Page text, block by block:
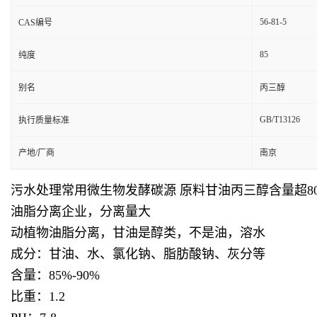
CAS编号 56-81-5
纯度 85
别名 丙三醇
执行质量标准 GB/T13126
产地/厂商 南京
污水处理常用微生物发酵碳源 原料甘油丙三醇含量超
油脂分离企业，分离量大
动植物油脂分离，甘油是醇类，不是油，溶水
成分：甘油、水、氯化钠、脂肪酸钠、灰分等
含量：85%-90%
比重：1.2